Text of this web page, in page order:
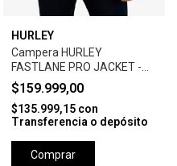
HURLEY
Campera HURLEY
FASTLANE PRO JACKET -
CAMEL
$159.999,00
$135.999,15 con
Transferencia o depósito
Comprar